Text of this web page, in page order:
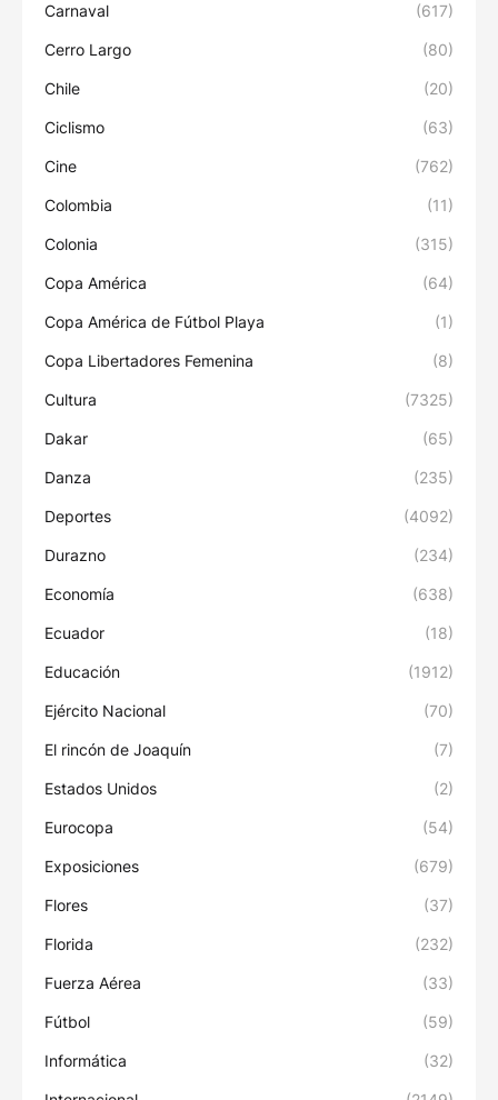
Carnaval (617)
Cerro Largo (80)
Chile (20)
Ciclismo (63)
Cine (762)
Colombia (11)
Colonia (315)
Copa América (64)
Copa América de Fútbol Playa (1)
Copa Libertadores Femenina (8)
Cultura (7325)
Dakar (65)
Danza (235)
Deportes (4092)
Durazno (234)
Economía (638)
Ecuador (18)
Educación (1912)
Ejército Nacional (70)
El rincón de Joaquín (7)
Estados Unidos (2)
Eurocopa (54)
Exposiciones (679)
Flores (37)
Florida (232)
Fuerza Aérea (33)
Fútbol (59)
Informática (32)